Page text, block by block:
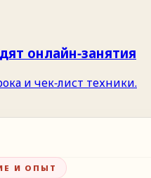
онлайн‑занятия
и чек‑лист техники.
И ОПЫТ